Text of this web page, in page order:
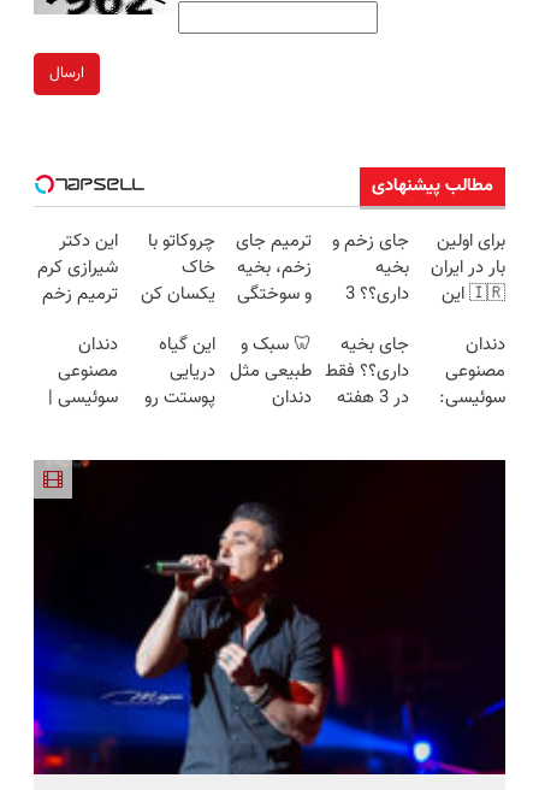
ارسال
مطالب پیشنهادی
برای اولین
بار در ایران
🇮🇷 این
ترمیم کننده
23 روزه
ساخت!
جای زخم و
بخیه
داری؟؟ 3
محوش کن!
ترمیم جای
زخم، بخیه
و سوختگی
هفته!!😍
چروکاتو با
خاک
یکسان کن
خانگی+آسان+به
صرفه)
این دکتر
شیرازی کرم
ترمیم زخم
ساخت!!!
دندان
مصنوعی
سوئیسی:
جای بخیه
داری؟؟ فقط
در 3 هفته
🦷 سبک و
طبیعی مثل
دندان
اقساطی 💳
📍 تهران
این گیاه
دریایی
پوستت رو
خرید
دندان
مصنوعی
سوئیسی |